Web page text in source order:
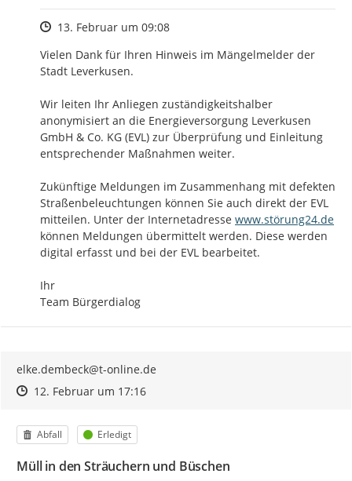
Zeitpunkt des Erstellens
13. Februar um 09:08
Vielen Dank für Ihren Hinweis im Mängelmelder der
Stadt Leverkusen.
Wir leiten Ihr Anliegen zuständigkeitshalber
anonymisiert an die Energieversorgung Leverkusen
GmbH & Co. KG (EVL) zur Überprüfung und Einleitung
entsprechender Maßnahmen weiter.
Zukünftige Meldungen im Zusammenhang mit defekten
Straßenbeleuchtungen können Sie auch direkt der EVL
mitteilen. Unter der Internetadresse http://
www.störung24.de
können Meldungen übermittelt werden. Diese werden
digital erfasst und bei der EVL bearbeitet.
Ihr
Team Bürgerdialog
elke.dembeck@t-online.de
Zeitpunkt des Erstellens
Zeitpunkt des Erstellens
12. Februar um 17:16Zur Äußerung
Kategorie
Abfall Status
Erledigt
Müll in den Sträuchern und Büschen